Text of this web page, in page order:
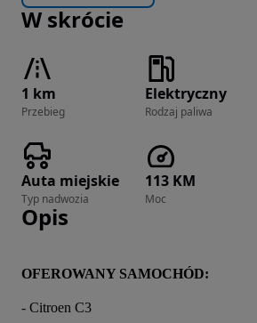
W skrócie
1 km
Przebieg
Elektryczny
Rodzaj paliwa
Auta miejskie
Typ nadwozia
113 KM
Moc
Opis
OFEROWANY SAMOCHÓD:
- Citroen C3